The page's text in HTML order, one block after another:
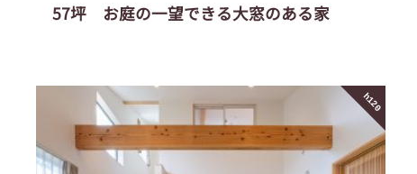
57坪 お庭の一望できる大窓のある家
h120